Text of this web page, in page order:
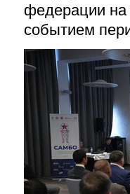
федерации
событием